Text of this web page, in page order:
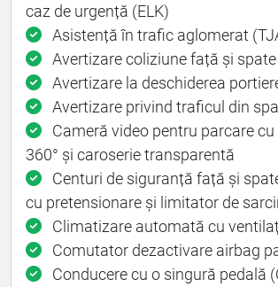
caz de urgență (ELK)
Asistență în trafic aglomerat
Avertizare coliziune față și
Avertizare la deschiderea
Avertizare privind traficul din
Cameră video pentru parcare
360° și caroserie transparentă
Centuri de siguranță față și
cu pretensionare și limitator de
Climatizare automată cu
Comutator dezactivare airbag
Conducere cu o singură pedală